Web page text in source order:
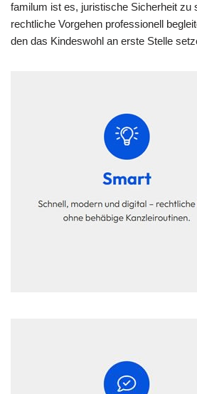
familum ist es, juristische Sicherheit zu
rechtliche Vorgehen professionell
den das Kindeswohl an erste Stelle